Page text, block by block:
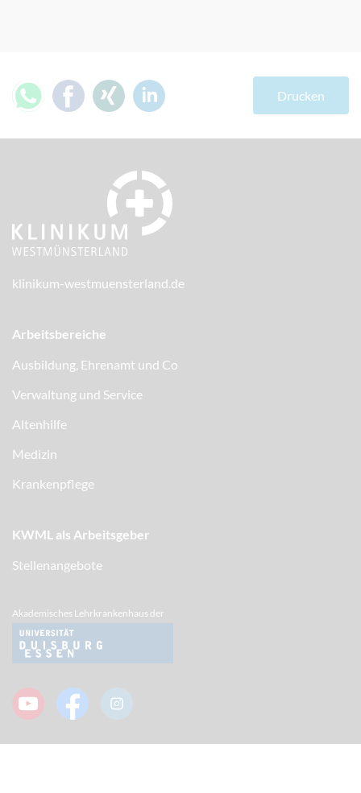
Drucken
klinikum-westmuensterland.de
Arbeitsbereiche
Ausbildung, Ehrenamt und Co
Verwaltung und Service
Altenhilfe
Medizin
Krankenpflege
KWML als Arbeitsgeber
Stellenangebote
Akademisches Lehrkrankenhaus der